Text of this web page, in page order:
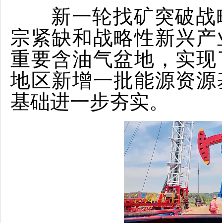
新一轮找矿突破战
宗紧缺和战略性新兴
重要含油气盆地，实
地区新增一批能源资
基础进一步夯实。